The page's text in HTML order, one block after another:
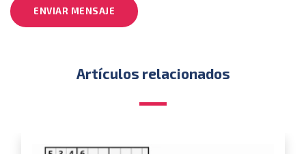
ENVIAR MENSAJE
Artículos relacionados